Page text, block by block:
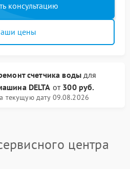
консультацию
цены
счетчика водыдля
DELTA от 300 руб.
текущую дату 09.08.2026
центра